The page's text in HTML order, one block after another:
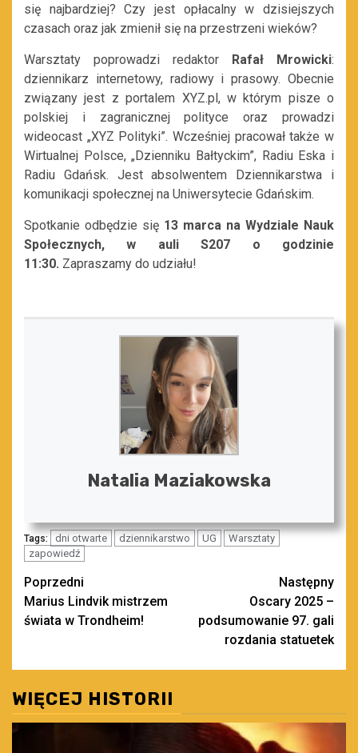
się najbardziej? Czy jest opłacalny w dzisiejszych
czasach oraz jak zmienił się na przestrzeni wieków?
Warsztaty poprowadzi redaktor Rafał Mrowicki:
dziennikarz internetowy, radiowy i prasowy. Obecnie
związany jest z portalem XYZ.pl, w którym pisze o
polskiej i zagranicznej polityce oraz prowadzi
wideocast „XYZ Polityki”. Wcześniej pracował także w
Wirtualnej Polsce, „Dzienniku Bałtyckim”, Radiu Eska i
Radiu Gdańsk. Jest absolwentem Dziennikarstwa i
komunikacji społecznej na Uniwersytecie Gdańskim.
Spotkanie odbędzie się 13 marca na Wydziale Nauk
Społecznych, w auli S207 o godzinie
11:30. Zapraszamy do udziału!
Natalia Maziakowska
Tags: dni otwarte dziennikarstwo UG
Warsztaty
zapowiedź
Zobacz
wpisy
Poprzedni
Marius Lindvik mistrzem
świata w Trondheim!
Następny
Oscary 2025 –
podsumowanie 97. gali
rozdania statuetek
WIĘCEJ HISTORII